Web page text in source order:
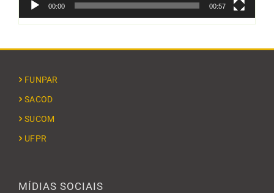
00:00 00:57
FUNPAR
SACOD
SUCOM
UFPR
MÍDIAS SOCIAIS